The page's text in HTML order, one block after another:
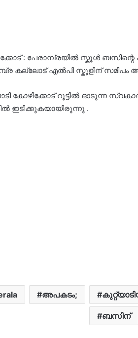
: പേരാമ്പ്രയിൽ സ്കൂൾ
കല്ലോട് എൽപി സ്കൂളിന് സമീപം
കോഴിക്കോട് റൂട്ടിൽ ഓടുന്ന
ഇടിക്കുകയായിരുന്നു .
അപകടം;
ബസിന്